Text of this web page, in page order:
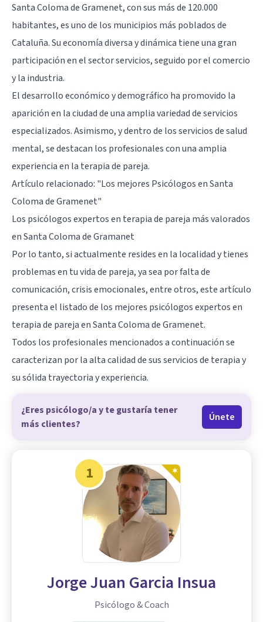
Santa Coloma de Gramenet, con sus más de 120.000
habitantes, es uno de los municipios más poblados de
Cataluña. Su economía diversa y dinámica tiene una gran
participación en el sector servicios, seguido por el comercio
y la industria.
El desarrollo económico y demográfico ha promovido la
aparición en la ciudad de una amplia variedad de servicios
especializados. Asimismo, y dentro de los servicios de salud
mental, se destacan los profesionales con una amplia
experiencia en la terapia de pareja.
Artículo relacionado: "Los mejores Psicólogos en Santa
Coloma de Gramenet"
Los psicólogos expertos en terapia de pareja más valorados
en Santa Coloma de Gramanet
Por lo tanto, si actualmente resides en la localidad y tienes
problemas en tu vida de pareja, ya sea por falta de
comunicación, crisis emocionales, entre otros, este artículo
presenta el listado de los mejores psicólogos expertos en
terapia de pareja en Santa Coloma de Gramenet.
Todos los profesionales mencionados a continuación se
caracterizan por la alta calidad de sus servicios de terapia y
su sólida trayectoria y experiencia.
¿Eres psicólogo/a y te gustaría tener
más clientes?
Únete
1
Jorge Juan Garcia Insua
Psicólogo & Coach